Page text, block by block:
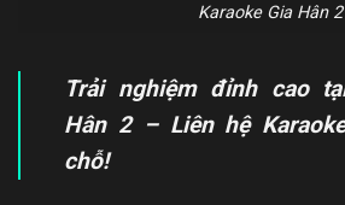
Karaoke Gia Hân 2
Trải nghiệm đỉnh cao
Hân 2 – Liên hệ
chỗ!